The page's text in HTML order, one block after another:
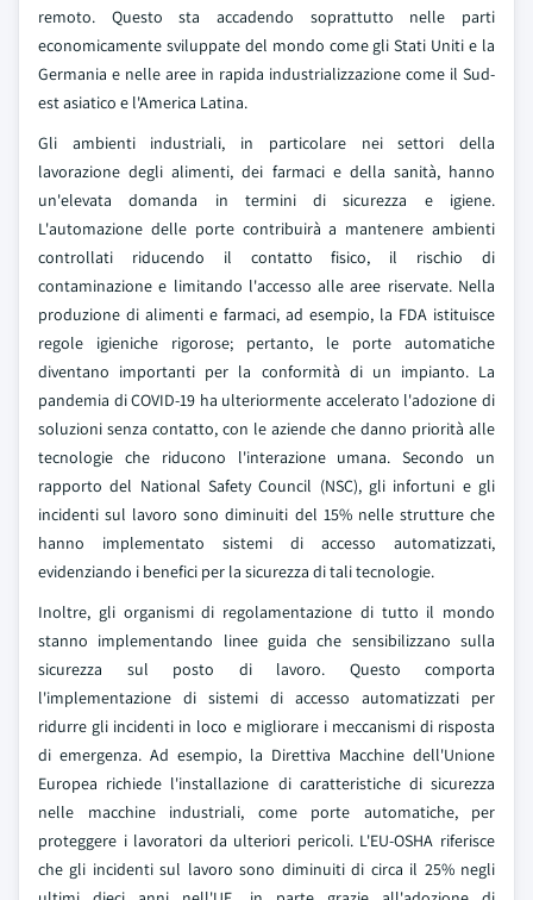
remoto. Questo sta accadendo soprattutto nelle parti
economicamente sviluppate del mondo come gli Stati Uniti e la
Germania e nelle aree in rapida industrializzazione come il Sud-
est asiatico e l'America Latina.
Gli ambienti industriali, in particolare nei settori della
lavorazione degli alimenti, dei farmaci e della sanità, hanno
un'elevata domanda in termini di sicurezza e igiene.
L'automazione delle porte contribuirà a mantenere ambienti
controllati riducendo il contatto fisico, il rischio di
contaminazione e limitando l'accesso alle aree riservate. Nella
produzione di alimenti e farmaci, ad esempio, la FDA istituisce
regole igieniche rigorose; pertanto, le porte automatiche
diventano importanti per la conformità di un impianto. La
pandemia di COVID-19 ha ulteriormente accelerato l'adozione di
soluzioni senza contatto, con le aziende che danno priorità alle
tecnologie che riducono l'interazione umana. Secondo un
rapporto del National Safety Council (NSC), gli infortuni e gli
incidenti sul lavoro sono diminuiti del 15% nelle strutture che
hanno implementato sistemi di accesso automatizzati,
evidenziando i benefici per la sicurezza di tali tecnologie.
Inoltre, gli organismi di regolamentazione di tutto il mondo
stanno implementando linee guida che sensibilizzano sulla
sicurezza sul posto di lavoro. Questo comporta
l'implementazione di sistemi di accesso automatizzati per
ridurre gli incidenti in loco e migliorare i meccanismi di risposta
di emergenza. Ad esempio, la Direttiva Macchine dell'Unione
Europea richiede l'installazione di caratteristiche di sicurezza
nelle macchine industriali, come porte automatiche, per
proteggere i lavoratori da ulteriori pericoli. L'EU-OSHA riferisce
che gli incidenti sul lavoro sono diminuiti di circa il 25% negli